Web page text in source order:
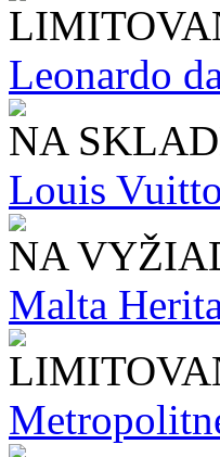
Leonardo
NA
Louis
NA
Malta